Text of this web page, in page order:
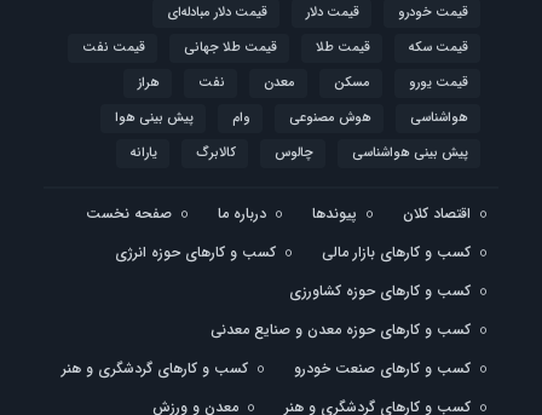
قیمت خودرو
قیمت دلار
قیمت دلار مبادله‌ای
قیمت سکه
قیمت طلا قیمت طلا جهانی
قیمت نفت
قیمت یورو
مسکن معدن نفت
هراز
هواشناسی
هوش مصنوعی وام
پیش بینی هوا
پیش بینی هواشناسی
چالوس کالابرگ یارانه
اقتصاد کلان پیوندها درباره ما
صفحه نخست
کسب و کارهای بازار مالی
کسب و کارهای حوزه انرژی
کسب و کارهای حوزه کشاورزی
کسب و کارهای حوزه معدن و صنایع معدنی
کسب و کارهای صنعت خودرو
کسب و کارهای گردشگری و هنر
کسب و کارهای گردشگری و هنر
معدن و ورزش